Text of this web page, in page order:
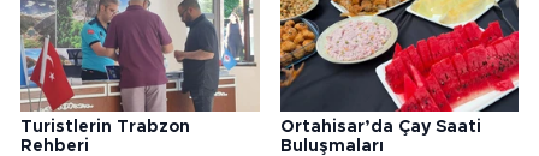
Turistlerin Trabzon
Rehberi
Ortahisar’da Çay Saati
Buluşmaları